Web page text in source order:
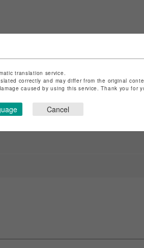
ください。
translation service.
correctly and may differ from the original
caused by using this service. Thank you for
Cancel